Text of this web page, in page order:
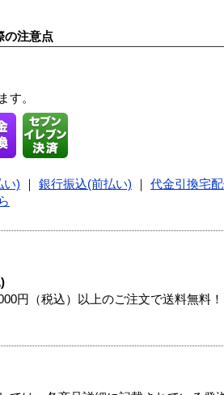
の注意点
す。
い) 銀行振込(前払い) 代金引換宅
円（税込）以上のご注文で送料無料！